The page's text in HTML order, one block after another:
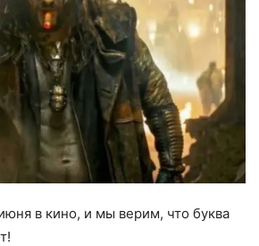
в кино, и мы верим, что буква